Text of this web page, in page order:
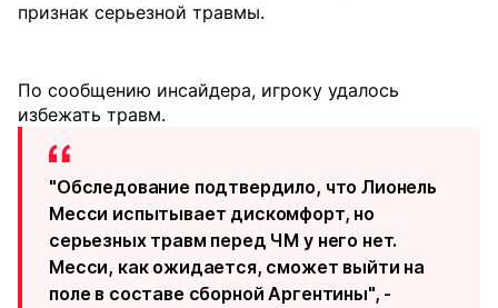
признак серьезной травмы.
По сообщению инсайдера, игроку удалось
избежать травм.
"Обследование подтвердило, что Лионель
Месси испытывает дискомфорт, но
серьезных травм перед ЧМ у него нет.
Месси, как ожидается, сможет выйти на
поле в составе сборной Аргентины", -